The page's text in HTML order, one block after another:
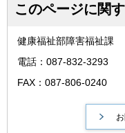
このページに関
健康福祉部障害福祉課
電話：087-832-3293
FAX：087-806-0240